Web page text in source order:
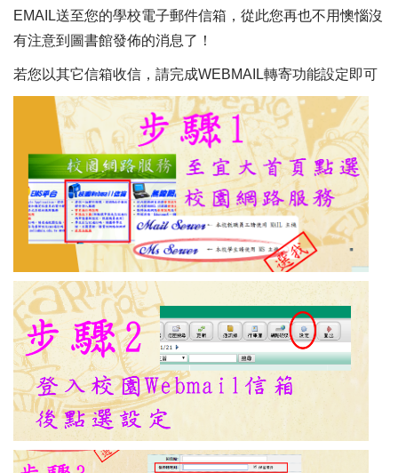
EMAIL送至您的學校電子郵件信箱，從此您再也不用懊惱沒
有注意到圖書館發佈的消息了！
若您以其它信箱收信，請完成WEBMAIL轉寄功能設定即可